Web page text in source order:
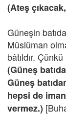
(Ateş
Güneşin
Müslüman
bâtıldır.
(Güneş
Güneş
hepsi de
vermez.)